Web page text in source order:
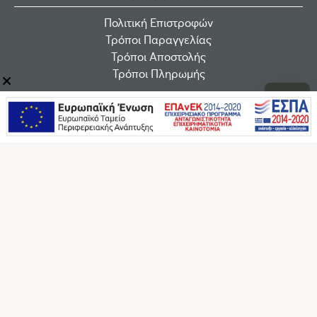
Πολιτική Επιστροφών
Τρόποι Παραγγελίας
Τρόποι Αποστολής
Τρόποι Πληρωμής
Εταιρεία